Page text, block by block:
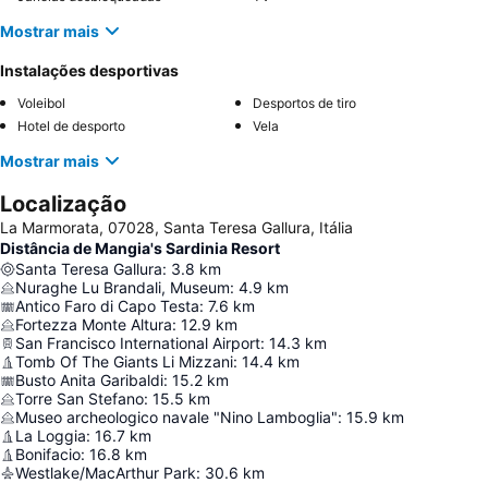
Mostrar mais
Instalações desportivas
Voleibol
Desportos de tiro
Hotel de desporto
Vela
Mostrar mais
Localização
La Marmorata, 07028, Santa Teresa Gallura, Itália
Distância de Mangia's Sardinia Resort
Santa Teresa Gallura: 3.8 km
Nuraghe Lu Brandali, Museum: 4.9 km
Antico Faro di Capo Testa: 7.6 km
Fortezza Monte Altura: 12.9 km
San Francisco International Airport: 14.3 km
Tomb Of The Giants Li Mizzani: 14.4 km
Busto Anita Garibaldi: 15.2 km
Torre San Stefano: 15.5 km
Museo archeologico navale "Nino Lamboglia": 15.9 km
La Loggia: 16.7 km
Bonifacio: 16.8 km
Westlake/MacArthur Park: 30.6 km